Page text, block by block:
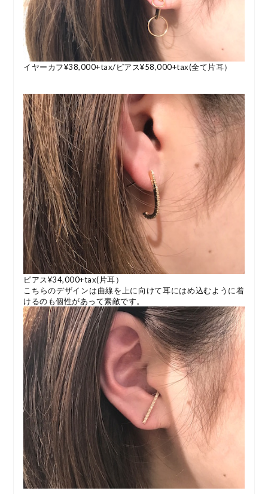
イヤーカフ¥38,000+tax/ピアス¥58,000+tax(全て片耳）
ピアス¥34,000+tax(片耳）
こちらのデザインは曲線を上に向けて耳にはめ込むように着
けるのも個性があって素敵です。